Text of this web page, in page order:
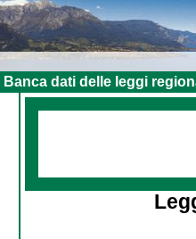
Banca dati delle leggi